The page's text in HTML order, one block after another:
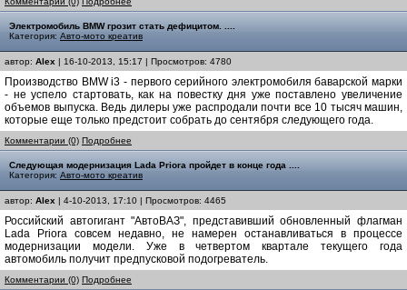
Электромобиль BMW грозит стать дефицитом. ....
Категория: Авто-мото креатив
автор: Alex | 16-10-2013, 15:17 | Просмотров: 4780
Производство BMW i3 - первого серийного электромобиля баварской марки
- не успело стартовать, как на повестку дня уже поставлено увеличение
объемов выпуска. Ведь дилеры уже распродали почти все 10 тысяч машин,
которые еще только предстоит собрать до сентября следующего года.
Комментарии (0) Подробнее
Следующая модернизация Lada Priora пройдет в конце года ....
Категория: Авто-мото креатив
автор: Alex | 4-10-2013, 17:10 | Просмотров: 4465
Российский автогигант "АвтоВАЗ", представивший обновленный флагман
Lada Priora совсем недавно, не намерен останавливаться в процессе
модернизации модели. Уже в четвертом квартале текущего года
автомобиль получит предпусковой подогреватель.
Комментарии (0) Подробнее